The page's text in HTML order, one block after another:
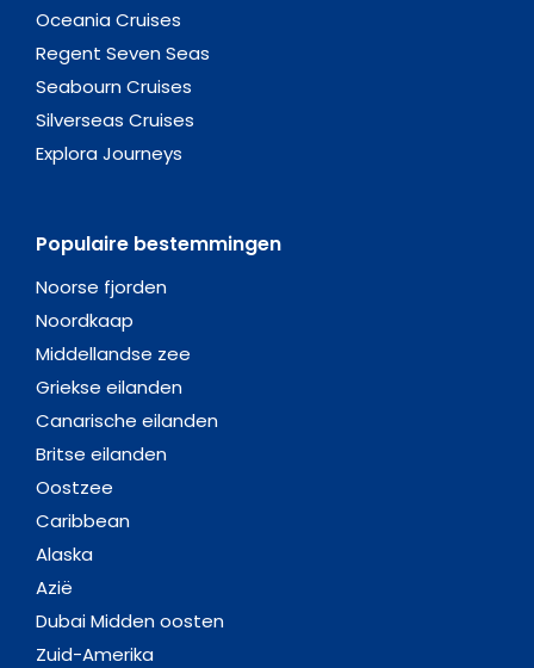
Oceania Cruises
Regent Seven Seas
Seabourn Cruises
Silverseas Cruises
Explora Journeys
Populaire bestemmingen
Noorse fjorden
Noordkaap
Middellandse zee
Griekse eilanden
Canarische eilanden
Britse eilanden
Oostzee
Caribbean
Alaska
Azië
Dubai Midden oosten
Zuid-Amerika